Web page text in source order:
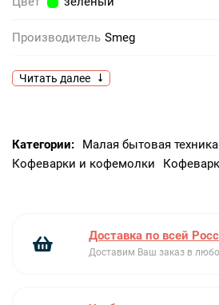
Производитель Smeg
Тип Эспрессо
Основание Пластик
Индикация необходимости
Читать далее
Категории:
Малая бытовая техника
Кофеварки и кофемолки
Доставка по всей
Доставим Ваш заказ в